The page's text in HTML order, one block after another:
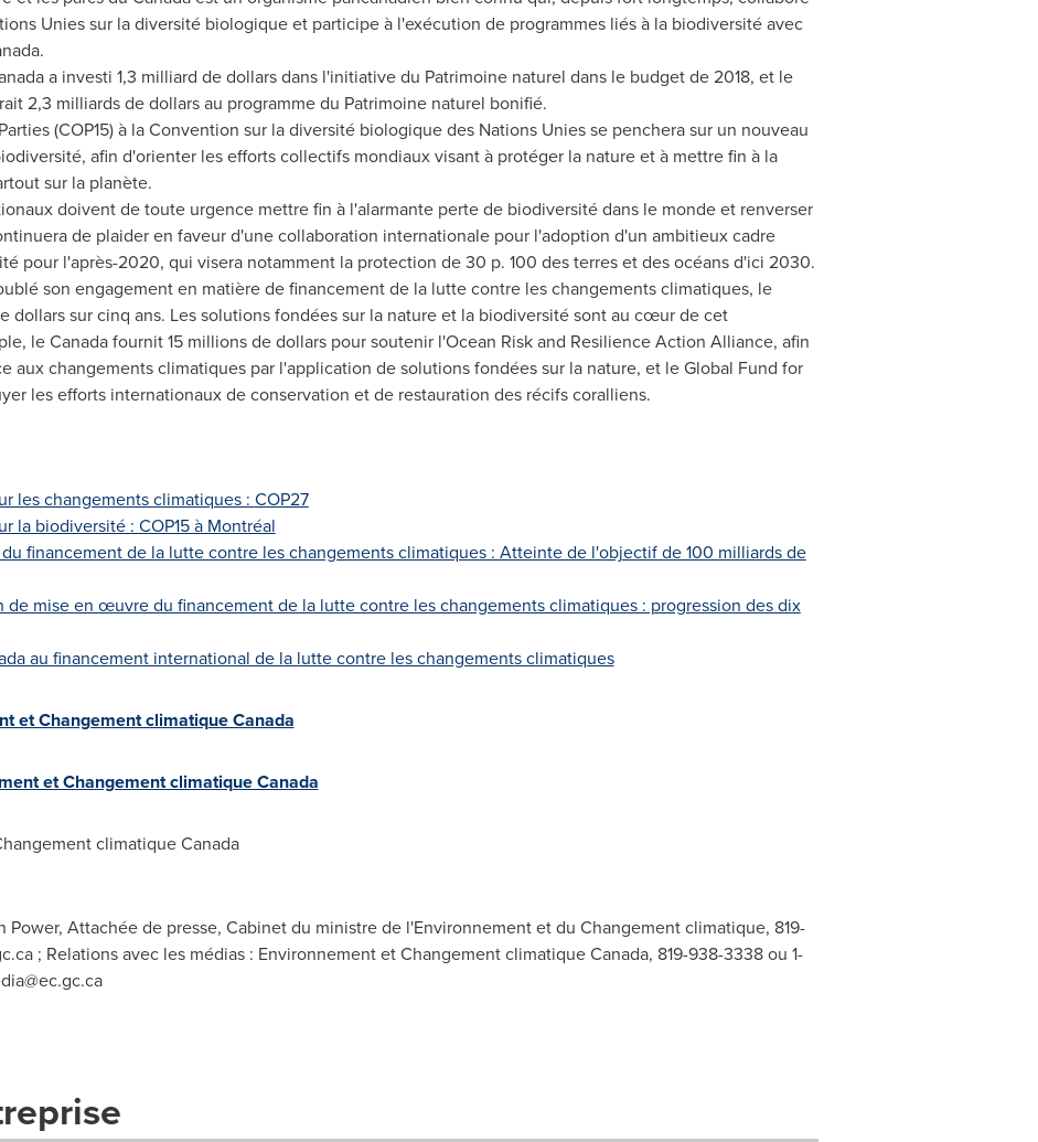
Unies sur la diversité biologique et participe à l'exécution de programmes liés à la biodiversité avec
a investi 1,3 milliard de dollars dans l'initiative du Patrimoine naturel dans le budget de2018, etle
2,3 milliards de dollars au programme du Patrimoine naturel bonifié.
(COP15)à la Convention sur la diversité biologique des Nations Unies se penchera sur un nouveau
afin d'orienter les efforts collectifs mondiaux visant à protéger la nature et à mettre fin à la
sur la planète.
doivent de toute urgence mettre fin à l'alarmante perte de biodiversité dans le monde et renverser
de plaider en faveur d'une collaboration internationale pour l'adoption d'un ambitieux cadre
pour l'après-2020, qui visera notamment la protection de 30 p. 100 des terres et des océans d'ici 2030.
son engagement en matière de financement de la lutte contre les changements climatiques, le
dollars sur cinq ans. Les solutions fondées sur la nature et la biodiversité sont au cœur de cet
le Canada fournit 15 millions de dollars pour soutenir l'Ocean Risk and Resilience Action Alliance, afin
aux changements climatiques par l'application de solutions fondées sur la nature, et le Global Fund for
les efforts internationaux de conservation et de restauration des récifs coralliens.
les changements climatiques : COP27
la biodiversité : COP15à Montréal
financement de la lutte contre les changements climatiques : Atteinte de l'objectif de 100 milliards de
de mise en œuvre du financement de la lutte contre les changements climatiques : progression des dix
au financement international de la lutte contre les changements climatiques
et Changement climatique Canada
et Changement climatique Canada
climatique Canada
Power, Attachée de presse, Cabinet du ministre de l'Environnement et du Changement climatique, 819-
; Relations avec les médias : Environnement et Changement climatique Canada, 819-938-3338 ou 1-